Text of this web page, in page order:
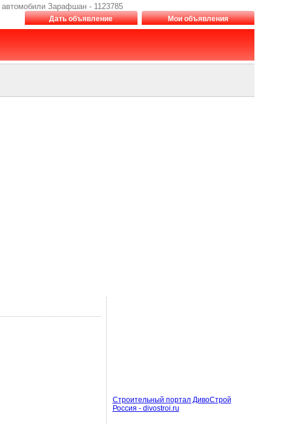
Зарафшан - 1123785
Дать объявление Мои объявления
Строительный портал ДивоСтрой
Россия - divostroi.ru